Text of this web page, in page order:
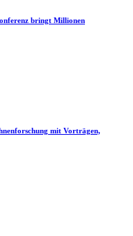
bringt Millionen
mit Vorträgen,